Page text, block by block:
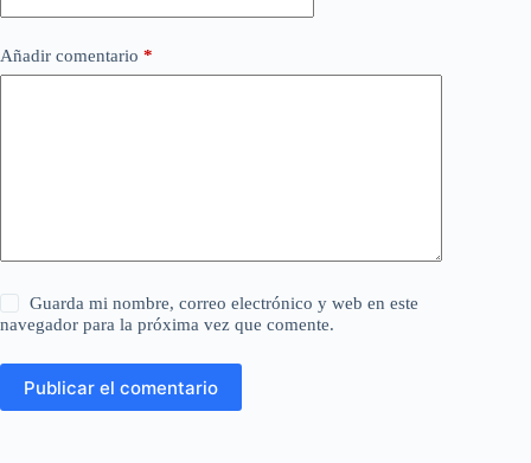
Añadir comentario *
Guarda mi nombre, correo electrónico y web en este
navegador para la próxima vez que comente.
Publicar el comentario